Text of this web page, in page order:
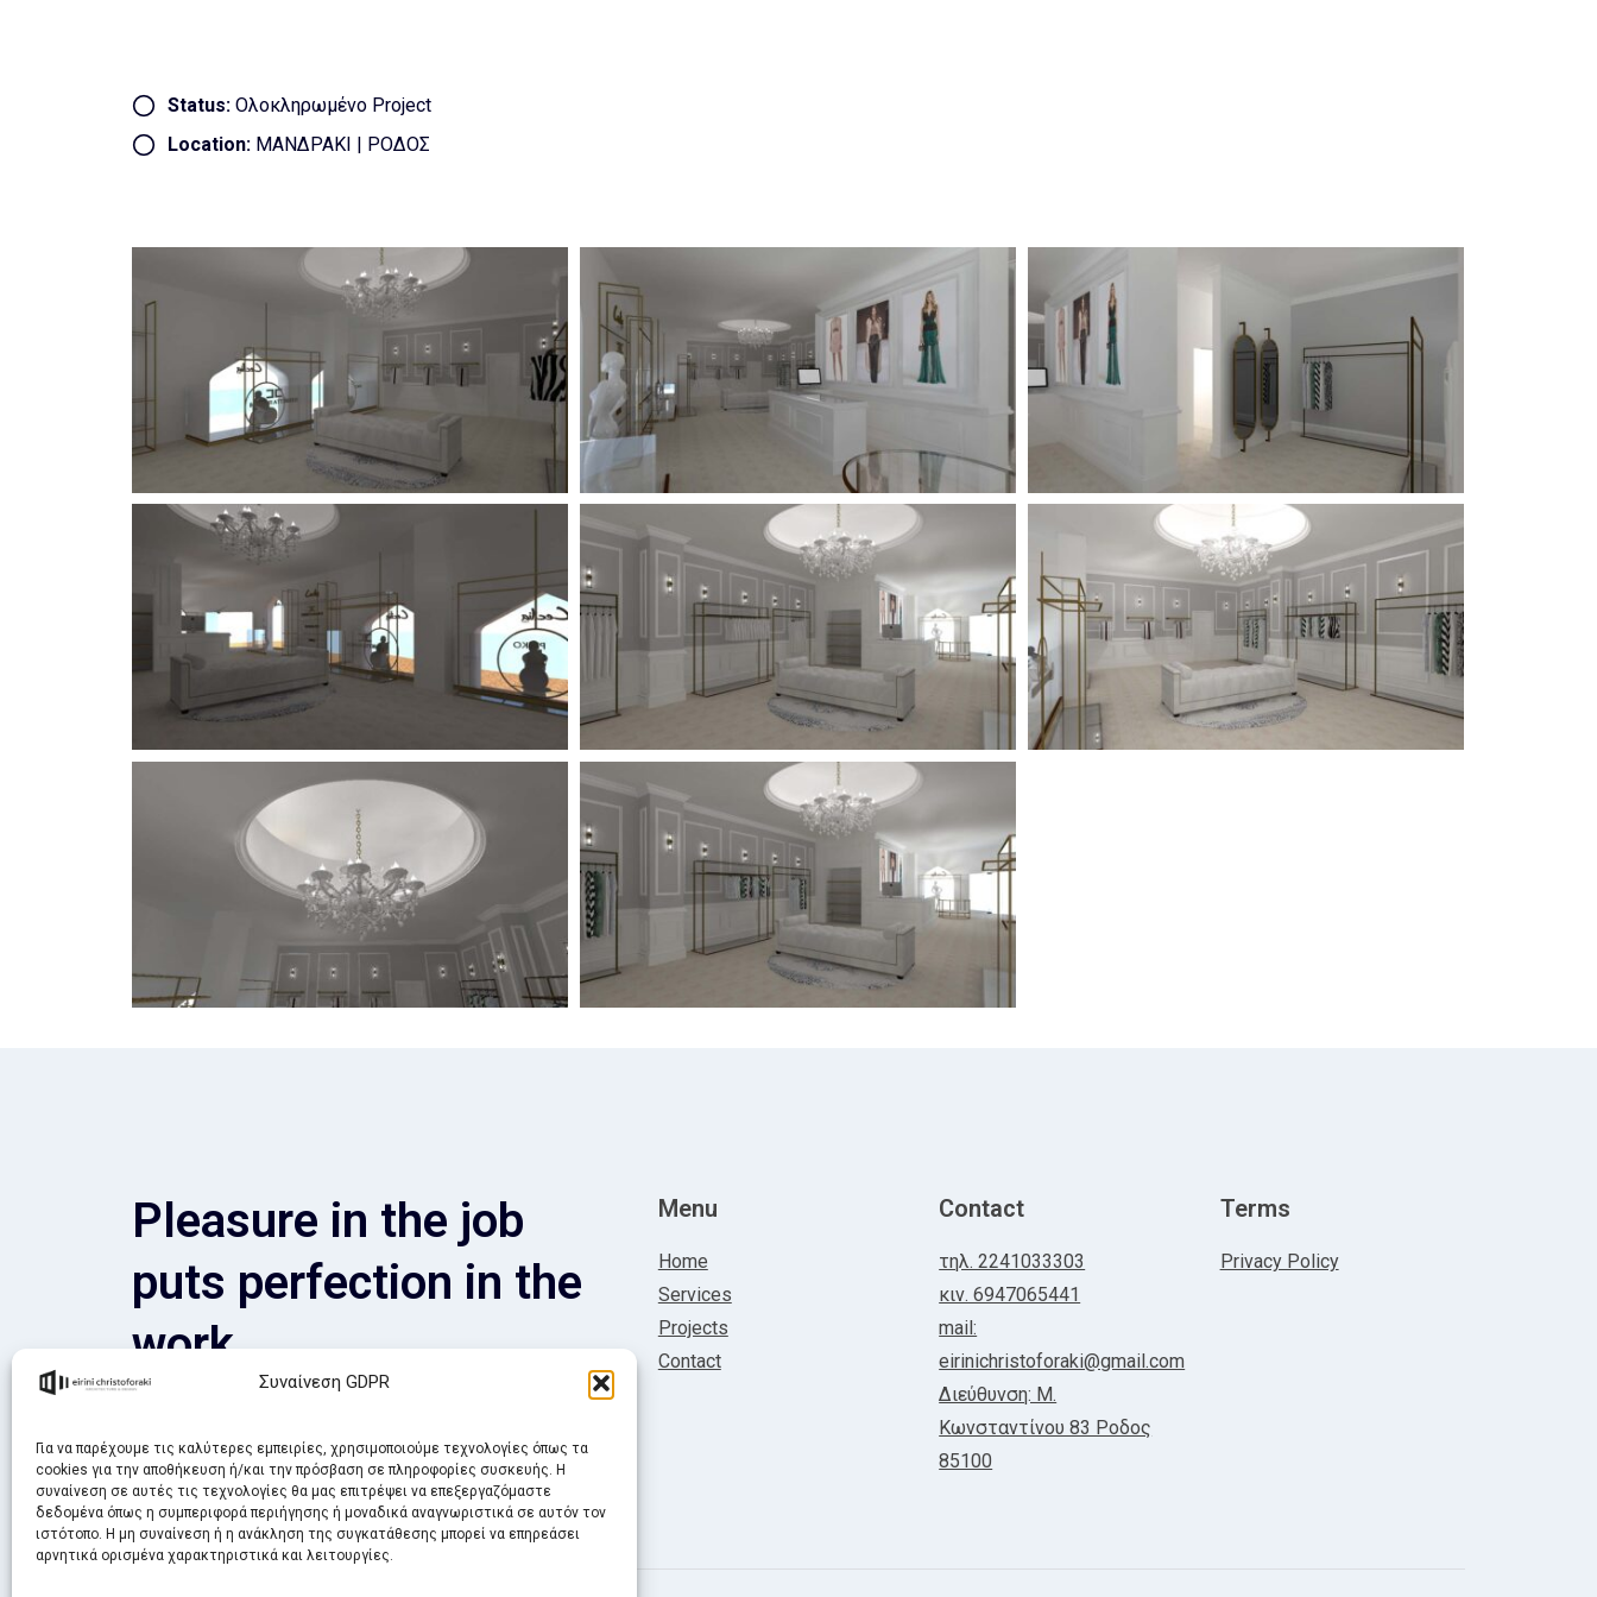
Συναίνεση GDPR
Για να παρέχουμε τις καλύτερες εμπειρίες, χρησιμοποιούμε τεχνολογίες όπως τα
cookies για την αποθήκευση ή/και την πρόσβαση σε πληροφορίες συσκευής. Η
συναίνεση σε αυτές τις τεχνολογίες θα μας επιτρέψει να επεξεργαζόμαστε
δεδομένα όπως η συμπεριφορά περιήγησης ή μοναδικά αναγνωριστικά σε αυτόν τον
ιστότοπο. Η μη συναίνεση ή η ανάκληση της συγκατάθεσης μπορεί να επηρεάσει
αρνητικά ορισμένα χαρακτηριστικά και λειτουργίες.
Status: Ολοκληρωμένο Project
Location: ΜΑΝΔΡΑΚΙ | ΡΟΔΟΣ
Pleasure in the job
puts perfection in the
work.
Menu
Home
Services
Projects
Contact
Contact
τηλ. 2241033303
κιν. 6947065441
mail:
eirinichristoforaki@gmail.com
Διεύθυνση: Μ.
Κωνσταντίνου 83 Ροδος
85100
Terms
Privacy Policy